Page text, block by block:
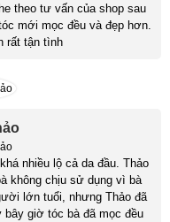
theo tư vấn của shop sau
mới mọc đều và đẹp hơn.
rất tận tình
nhiều lộ cả da đầu. Thảo
không chịu sử dụng vì bà
lớn tuổi, nhưng Thảo đã
bây giờ tóc bà đã mọc đều